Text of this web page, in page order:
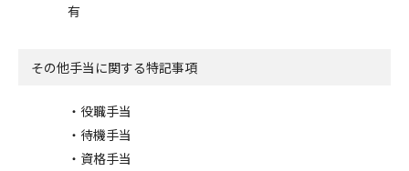
有
その他手当に関する特記事項
・役職手当
・待機手当
・資格手当